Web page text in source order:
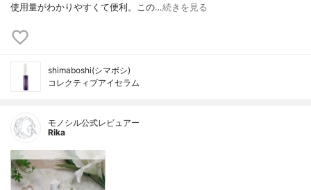
使用量がわかりやすくて便利。この…続きを見る
shimaboshi(シマボシ)
コレクティブアイセラム
モノシル公式レビュアー
Rika